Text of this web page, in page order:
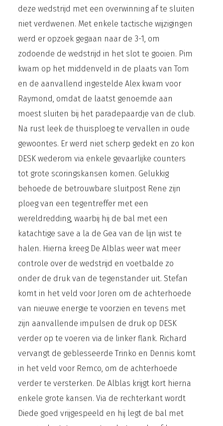
deze wedstrijd met een overwinning af te sluiten
niet verdwenen. Met enkele tactische wijzigingen
werd er opzoek gegaan naar de 3-1, om
zodoende de wedstrijd in het slot te gooien. Pim
kwam op het middenveld in de plaats van Tom
en de aanvallend ingestelde Alex kwam voor
Raymond, omdat de laatst genoemde aan
moest sluiten bij het paradepaardje van de club.
Na rust leek de thuisploeg te vervallen in oude
gewoontes. Er werd niet scherp gedekt en zo kon
DESK wederom via enkele gevaarlijke counters
tot grote scoringskansen komen. Gelukkig
behoede de betrouwbare sluitpost Rene zijn
ploeg van een tegentreffer met een
wereldredding, waarbij hij de bal met een
katachtige save a la de Gea van de lijn wist te
halen. Hierna kreeg De Alblas weer wat meer
controle over de wedstrijd en voetbalde zo
onder de druk van de tegenstander uit. Stefan
komt in het veld voor Joren om de achterhoede
van nieuwe energie te voorzien en tevens met
zijn aanvallende impulsen de druk op DESK
verder op te voeren via de linker flank. Richard
vervangt de geblesseerde Trinko en Dennis komt
in het veld voor Remco, om de achterhoede
verder te versterken. De Alblas krijgt kort hierna
enkele grote kansen. Via de rechterkant wordt
Diede goed vrijgespeeld en hij legt de bal met